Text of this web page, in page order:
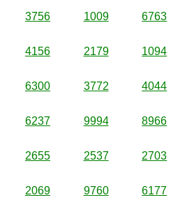
3756 1009 6763
4156 2179 1094
6300 3772 4044
6237 9994 8966
2655 2537 2703
2069 9760 6177